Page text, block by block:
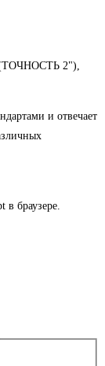
2"),
и отвечает
в браузере.